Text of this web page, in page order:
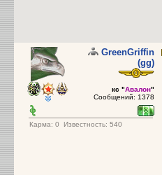
GreenGriffin
(gg)
кс "Авалон"
Сообщений: 1378
Карма: 0 Известность: 540